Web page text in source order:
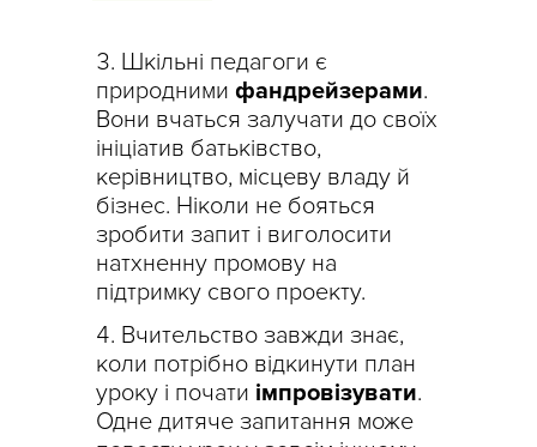
Шкільні педагоги є
природними фандрейзерами.
Вони вчаться залучати до своїх
ініціатив батьківство,
керівництво, місцеву владу й
бізнес. Ніколи не бояться
зробити запит і виголосити
натхненну промову на
підтримку свого проекту.
Вчительство завжди знає,
коли потрібно відкинути план
уроку і почати імпровізувати.
Одне дитяче запитання може